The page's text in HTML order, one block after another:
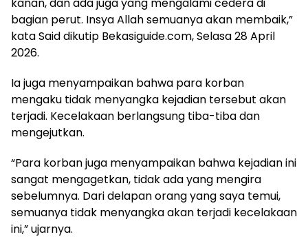
bagian perut. Insya Allah semuanya akan membaik,”
kata Said dikutip Bekasiguide.com, Selasa 28 April
2026.
Ia juga menyampaikan bahwa para korban
mengaku tidak menyangka kejadian tersebut akan
terjadi. Kecelakaan berlangsung tiba-tiba dan
mengejutkan.
“Para korban juga menyampaikan bahwa kejadian ini
sangat mengagetkan, tidak ada yang mengira
sebelumnya. Dari delapan orang yang saya temui,
semuanya tidak menyangka akan terjadi kecelakaan
ini,” ujarnya.